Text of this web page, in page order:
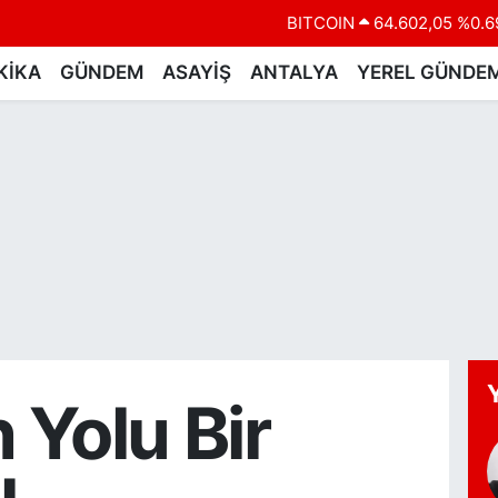
BITCOIN 64.602,05
GÜNDEM ASAYİŞ ANTALYA YEREL
Yolu Bir